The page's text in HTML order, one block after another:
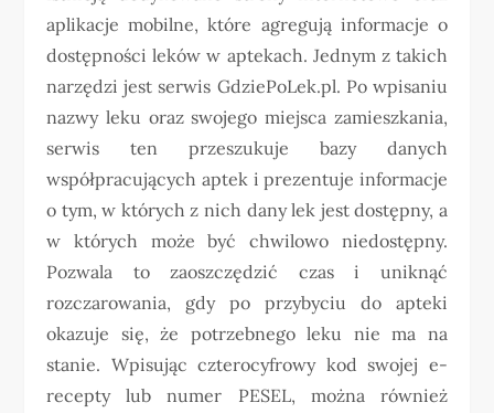
aplikacje mobilne, które agregują informacje o
dostępności leków w aptekach. Jednym z takich
narzędzi jest serwis GdziePoLek.pl. Po wpisaniu
nazwy leku oraz swojego miejsca zamieszkania,
serwis ten przeszukuje bazy danych
współpracujących aptek i prezentuje informacje
o tym, w których z nich dany lek jest dostępny, a
w których może być chwilowo niedostępny.
Pozwala to zaoszczędzić czas i uniknąć
rozczarowania, gdy po przybyciu do apteki
okazuje się, że potrzebnego leku nie ma na
stanie. Wpisując czterocyfrowy kod swojej e-
recepty lub numer PESEL, można również